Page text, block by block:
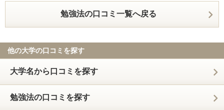
勉強法の口コミ一覧へ戻る
他の大学の口コミを探す
大学名から口コミを探す
勉強法の口コミを探す